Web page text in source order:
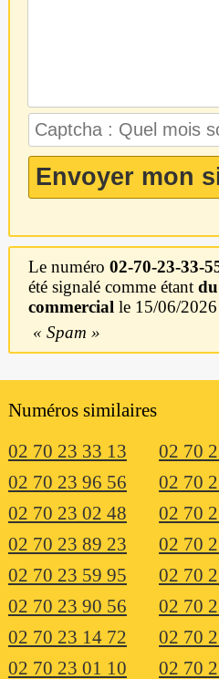
Le numéro 02-70-23-33-
été signalé comme étant
commercial le 15/06/
Spam
Numéros similaires
02 70 23 33 13
02 70
02 70 23 96 56
02 70
02 70 23 02 48
02 70
02 70 23 89 23
02 70
02 70 23 59 95
02 70
02 70 23 90 56
02 70
02 70 23 14 72
02 70
02 70 23 01 10
02 70